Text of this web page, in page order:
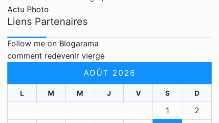
Actu Photo
Liens Partenaires
Follow me on Blogarama
comment redevenir vierge
AOÛT 2026
L M M J V S D
1
2